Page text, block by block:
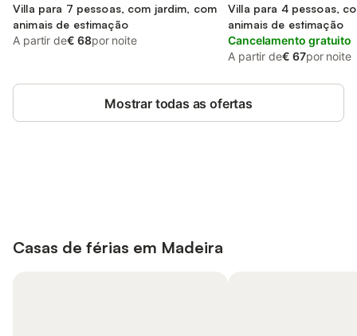
Villa para 7 pessoas, com jardim, com
animais de estimação
A partir de€ 68por noite
Villa para 4 pessoas,
animais de estimação
Cancelamento gratuito
A partir de€ 67por noite
Mostrar todas as ofertas
Casas de férias em Madeira